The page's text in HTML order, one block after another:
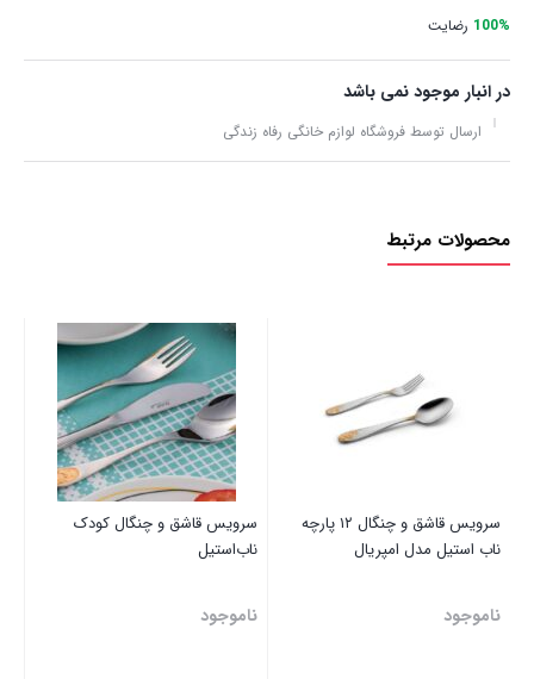
100% رضایت
در انبار موجود نمی باشد
ارسال توسط فروشگاه لوازم خانگی رفاه زندگی
محصولات مرتبط
سرویس قاشق و چنگال ۱۲ پارچه
ناب استیل مدل امپریال
ناموجود
سرویس قاشق و چنگال کودک
ناب‌استیل
ناموجود